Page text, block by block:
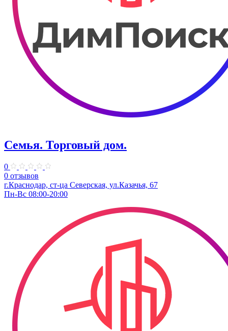
Семья. ​Торговый дом.
0
0 отзывов
г.Краснодар, ст-ца Северская, ул.Казачья, 67
Пн-Вс 08:00-20:00